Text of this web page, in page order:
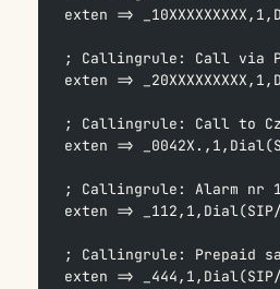
exten =>
; Callingrule: Call via
exten =>
; Callingrule: Call to
exten =>
; Callingrule: Alarm nr
exten =>
; Callingrule: Prepaid
exten =>